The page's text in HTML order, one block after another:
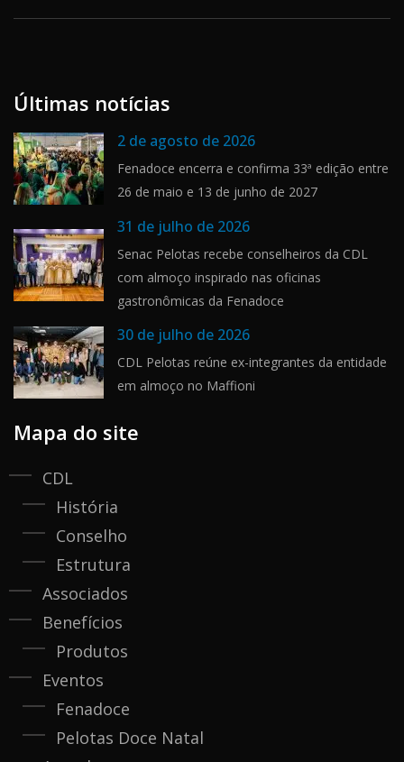
Últimas notícias
2 de agosto de 2026
Fenadoce encerra e confirma 33ª edição entre
26 de maio e 13 de junho de 2027
31 de julho de 2026
Senac Pelotas recebe conselheiros da CDL
com almoço inspirado nas oficinas
gastronômicas da Fenadoce
30 de julho de 2026
CDL Pelotas reúne ex-integrantes da entidade
em almoço no Maffioni
Mapa do site
CDL
História
Conselho
Estrutura
Associados
Benefícios
Produtos
Eventos
Fenadoce
Pelotas Doce Natal